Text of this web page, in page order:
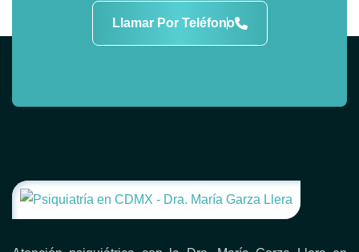
Llamar Por Teléfono